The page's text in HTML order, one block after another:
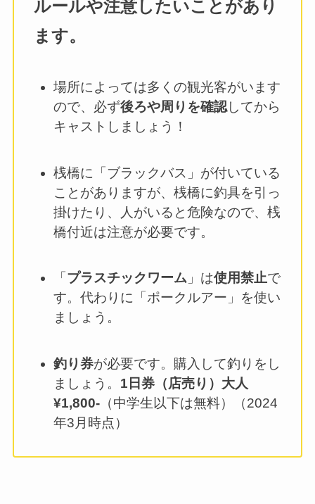
ルールや注意したいことがあり
ます。
場所によっては多くの観光客がいます
ので、必ず後ろや周りを確認してから
キャストしましょう！
桟橋に「ブラックバス」が付いている
ことがありますが、桟橋に釣具を引っ
掛けたり、人がいると危険なので、桟
橋付近は注意が必要です。
「 プラスチックワーム 」は使用禁止で
す。代わりに「ポークルアー」を使い
ましょう。
釣り券が必要です。購入して釣りをし
ましょう。 1日券（店売り）大人
¥1,800- （中学生以下は無料）（2024
年3月時点）